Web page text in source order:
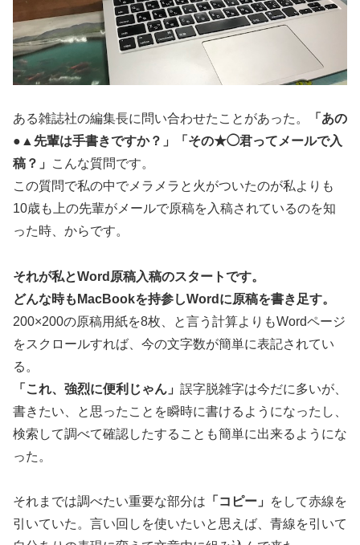
ある雑誌社の編集長に問い合わせたことがあった。
「あの
●▲先輩は手書きですか？」「その★◯君ってメールで入
稿？」
こんな質問です。
この質問で私の中でメラメラと火がついたのが私よりも
10歳も上の先輩がメールで原稿を入稿されているのを知
った時、からです。
それが私とWord原稿入稿のスタートです。
どんな時もMacBookを持参しWordに原稿を書き足す。
200×200の原稿用紙を8枚、と言う計算よりもWordページ
をスクロールすれば、今の文字数が簡単に表記されてい
る。
「これ、強烈に便利じゃん」 誤字脱雑字は今だに多いが、
書きたい、と思ったことを瞬時に書けるようになったし、
検索して調べて確認したすることも簡単に出来るようにな
った。
それまでは調べたい重要な部分は 「コピー」
をして赤線を
引いていた。言い回しを使いたいと思えば、青線を引いて